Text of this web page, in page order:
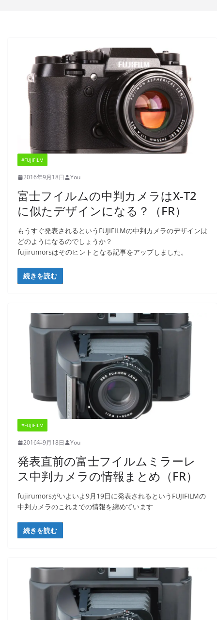
#FUJIFILM
2016年9月18日 You
富士フイルムの中判カメラはX-T2
に似たデザインになる？（FR）
もうすぐ発表されるというFUJIFILMの中判カメラのデザインは
どのようになるのでしょうか？
fujirumorsはそのヒントとなる記事をアップしました。
続きを読む
#FUJIFILM
2016年9月18日 You
発表直前の富士フイルムミラーレ
ス中判カメラの情報まとめ（FR）
fujirumorsがいよいよ9月19日に発表されるというFUJIFILMの
中判カメラのこれまでの情報を纏めています
続きを読む